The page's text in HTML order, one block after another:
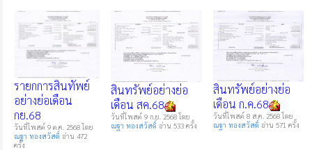
รายกการสินทัพย์
อย่างย่อเดือน
กย.68
วันที่โพสต์ 9 ต.ค. 2568 โดย
ณฐา ทองสวัสดิ์ อ่าน 472
ครั้ง
สินทรัพย์อย่างย่อ
เดือน สค.68
วันที่โพสต์ 9 ก.ย. 2568 โดย
ณฐา ทองสวัสดิ์ อ่าน 533 ครั้ง
สินทรัพย์อย่างย่อ
เดือน ก.ค.68
วันที่โพสต์ 8 ส.ค. 2568 โดย
ณฐา ทองสวัสดิ์ อ่าน 571 ครั้ง